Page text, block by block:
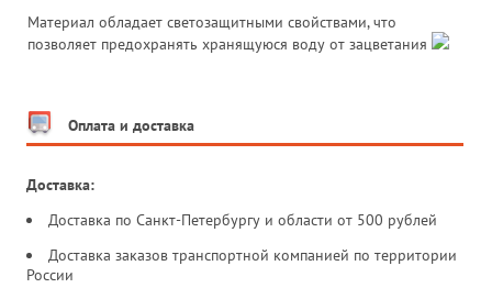
Материал обладает светозащитными свойствами, что
позволяет предохранять хранящуюся воду от зацветания
Оплата и доставка
Доставка:
Доставка по Санкт-Петербургу и области от 500 рублей
Доставка заказов транспортной компанией по территории
России